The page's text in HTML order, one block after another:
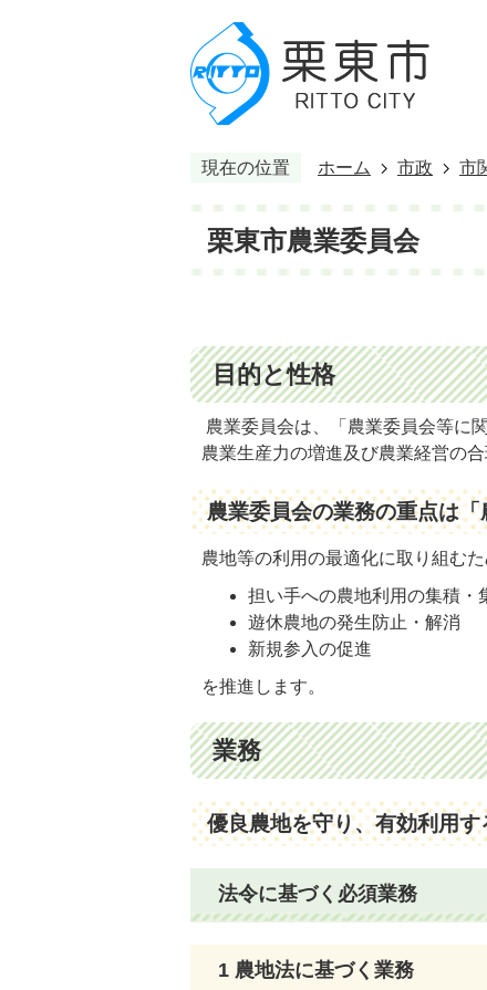
現在の位置 ホーム 市政 市
栗東市農業委員会
目的と性格
農業委員会は、「農業委員会等に
農業生産力の増進及び農業経営の
農業委員会の業務の重点は
農地等の利用の最適化に取り組むた
担い手への農地利用の集積・
遊休農地の発生防止・解消
新規参入の促進
を推進します。
業務
優良農地を守り、有効利用す
法令に基づく必須業務
1 農地法に基づく業務